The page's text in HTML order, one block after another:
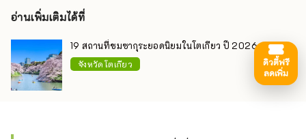
อ่านเพิ่มเติมได้ที่
19 สถานที่ชมซากุระยอดนิยมในโตเกียว ปี 2026
จังหวัดโตเกียว
ดิวตี้ฟรี
ลดเพิ่ม